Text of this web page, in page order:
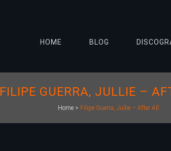
HOME BLOG
FILIPE GUERRA, JULLIE –
Home> Filipe Guerra, Jullie – After All